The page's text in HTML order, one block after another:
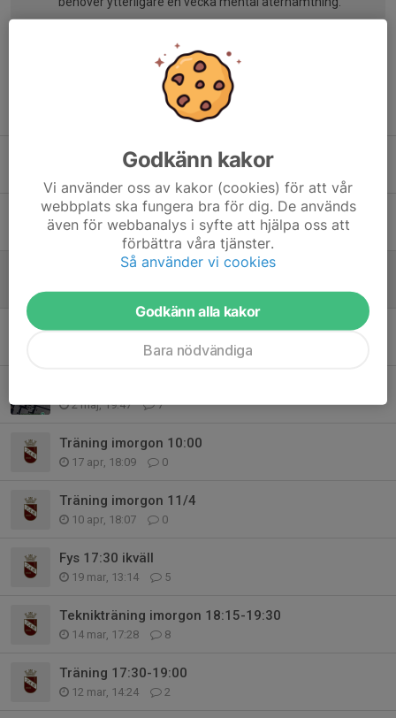
Säsong 2026/2027
Träning Lördag & Söndag
29 maj, 14:47 7
Träning under helgen. Lördag/Söndag
21 maj, 06:50 10
Träning i Strömslund
4
2 maj, 19:47 7
Träning imorgon 10:00
17 apr, 18:09 0
Träning imorgon 11/4
10 apr, 18:07 0
Fys 17:30 ikväll
19 mar, 13:14 5
Teknikträning imorgon 18:15-19:30
14 mar, 17:28 8
Träning 17:30-19:00
12 mar, 14:24 2
Godkänn kakor
Vi använder oss av kakor (cookies) för att vår
webbplats ska fungera bra för dig. De används
även för webbanalys i syfte att hjälpa oss att
förbättra våra tjänster.
Så använder vi cookies
Godkänn alla kakor
Bara nödvändiga